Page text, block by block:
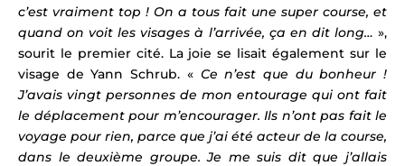
c’est vraiment top ! On a tous fait une super course, et
quand on voit les visages à l’arrivée, ça en dit long… »,
sourit le premier cité. La joie se lisait également sur le
visage de Yann Schrub. « Ce n’est que du bonheur !
J’avais vingt personnes de mon entourage qui ont fait
le déplacement pour m’encourager. Ils n’ont pas fait le
voyage pour rien, parce que j’ai été acteur de la course,
dans le deuxième groupe. Je me suis dit que j’allais